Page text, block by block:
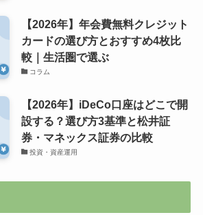
【2026年】年会費無料クレジット
カードの選び方とおすすめ4枚比
較｜生活圏で選ぶ
コラム
【2026年】iDeCo口座はどこで開
設する？選び方3基準と松井証
券・マネックス証券の比較
投資・資産運用